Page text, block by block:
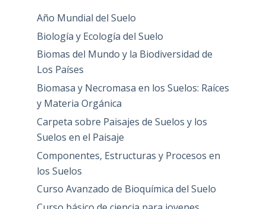
Año Mundial del Suelo
Biología y Ecología del Suelo
Biomas del Mundo y la Biodiversidad de
Los Países
Biomasa y Necromasa en los Suelos: Raíces
y Materia Orgánica
Carpeta sobre Paisajes de Suelos y los
Suelos en el Paisaje
Componentes, Estructuras y Procesos en
los Suelos
Curso Avanzado de Bioquímica del Suelo